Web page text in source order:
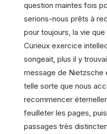
question maintes fois
serions-nous prêts à
pour toujours, la vie
Curieux exercice
songeait, plus il y
message de Nietzsche
telle sorte que nous
recommencer
feuilleter les pages,
passages très